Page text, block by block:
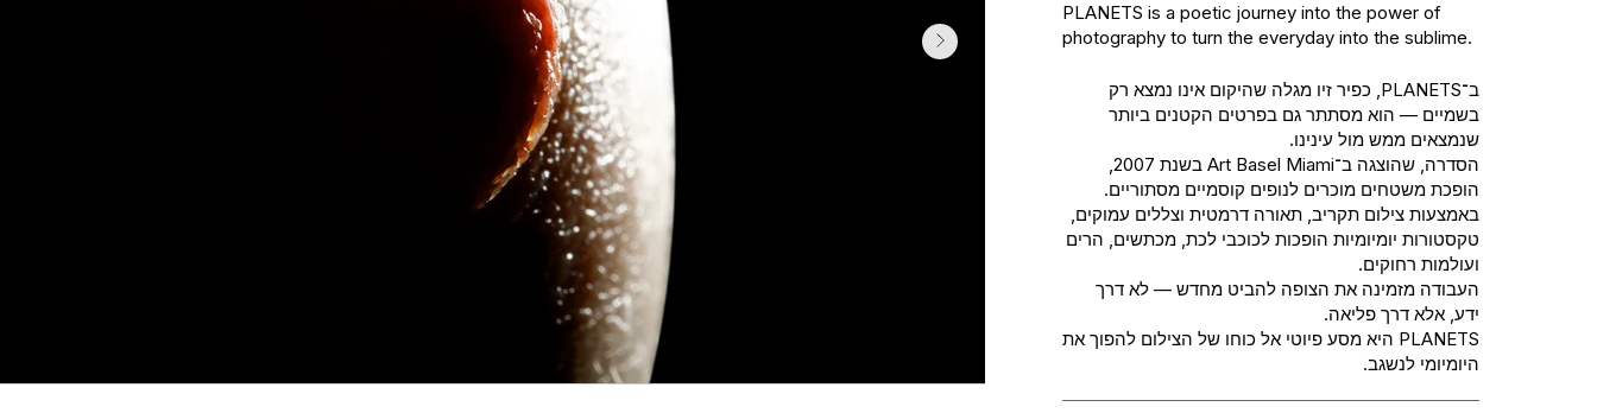
PLANETS is a poetic journey into the power of
photography to turn the everyday into the sublime.
ב־PLANETS, כפיר זיו מגלה שהיקום אינו נמצא רק
בשמיים — הוא מסתתר גם בפרטים הקטנים ביותר
שנמצאים ממש מול עינינו.
הסדרה, שהוצגה ב־Art Basel Miami בשנת 2007,
הופכת משטחים מוכרים לנופים קוסמיים מסתוריים.
באמצעות צילום תקריב, תאורה דרמטית וצללים עמוקים,
טקסטורות יומיומיות הופכות לכוכבי לכת, מכתשים, הרים
ועולמות רחוקים.
העבודה מזמינה את הצופה להביט מחדש — לא דרך
ידע, אלא דרך פליאה.
PLANETS היא מסע פיוטי אל כוחו של הצילום להפוך את
היומיומי לנשגב.